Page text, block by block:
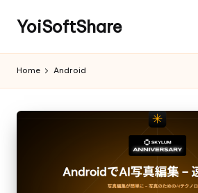
YoiSoftShare
Home Android